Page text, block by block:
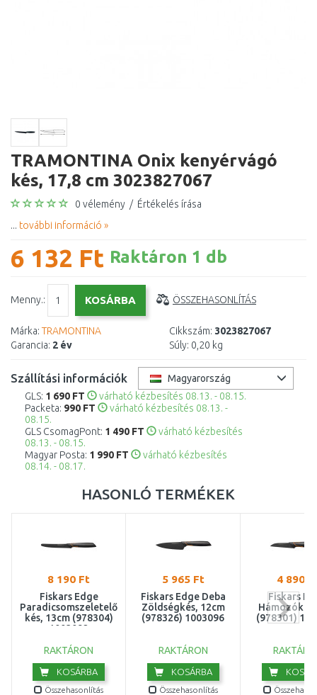
TRAMONTINA Onix kenyérvágó
kés, 17,8 cm 3023827067
0 vélemény / Értékelés írása
... további információ »
6 132 Ft Raktáron 1 db
Menny.: ÖSSZEHASONLÍTÁS
Márka: TRAMONTINA
Garancia: 2 év
Cikkszám: 3023827067
Súly: 0,20 kg
Szállítási információk
Magyarország
GLS: 1 690 FT
várható kézbesítés 08.13. - 08.15.
Packeta: 990 FT
várható kézbesítés 08.13. -
08.15.
GLS CsomagPont: 1 490 FT
várható kézbesítés
08.13. - 08.15.
Magyar Posta: 1 990 FT
várható kézbesítés
08.14. - 08.17.
HASONLÓ TERMÉKEK
8 190 Ft
Fiskars Edge
Paradicsomszeletelő
kés, 13cm (978304)
1003092
RAKTÁRON
KOSÁRBA
Összehasonlítás
5 965 Ft
Fiskars Edge Deba
Zöldségkés, 12cm
(978326) 1003096
RAKTÁRON
KOSÁRBA
Összehasonlítás
4 890
Fiskars
(978301)